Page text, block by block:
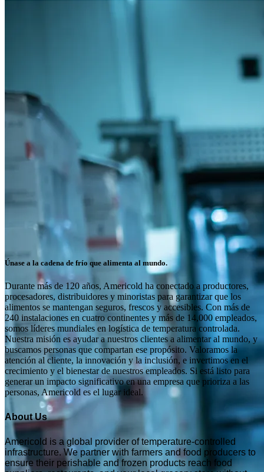
Únase a la cadena de frío que alimenta al mundo.
Durante más de 120 años, Americold ha conectado a productores,
procesadores, distribuidores y minoristas para garantizar que los
alimentos se mantengan seguros, frescos y accesibles. Con más de
240 instalaciones en cuatro continentes y más de 14,000 empleados,
somos líderes mundiales en logística de temperatura controlada.
Nuestra misión es ayudar a nuestros clientes a alimentar al mundo, y
buscamos personas que compartan ese propósito. Valoramos la
atención al cliente, la innovación y la inclusión, e invertimos en el
crecimiento y el bienestar de nuestros empleados. Si está listo para
generar un impacto significativo en una empresa que prioriza a las
personas, Americold es el lugar ideal.
About Us
Americold is a global provider of temperature-controlled
infrastructure. We partner with farmers and food producers to
ensure their perishable and frozen products reach food